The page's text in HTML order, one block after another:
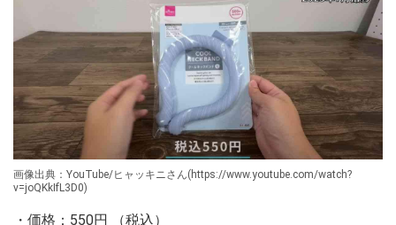
画像出典：YouTube/ヒャッキニさん(https://www.youtube.com/watch?
v=joQKkIfL3D0)
・価格：550円 （税込）